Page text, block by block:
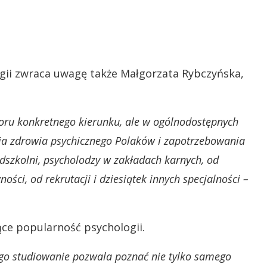
zwraca uwagę także Małgorzata Rybczyńska,
konkretnego kierunku, ale w ogólnodostępnych
zdrowia psychicznego Polaków i zapotrzebowania
psycholodzy w zakładach karnych, od
od rekrutacji i dziesiątek innych specjalności –
popularność psychologii.
studiowanie pozwala poznać nie tylko samego